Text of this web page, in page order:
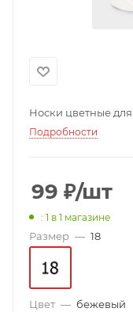
Носки цветные для
Подробности
99 ₽/шт
: 1 в 1 магазине
Размер — 18
Цвет — бежевый